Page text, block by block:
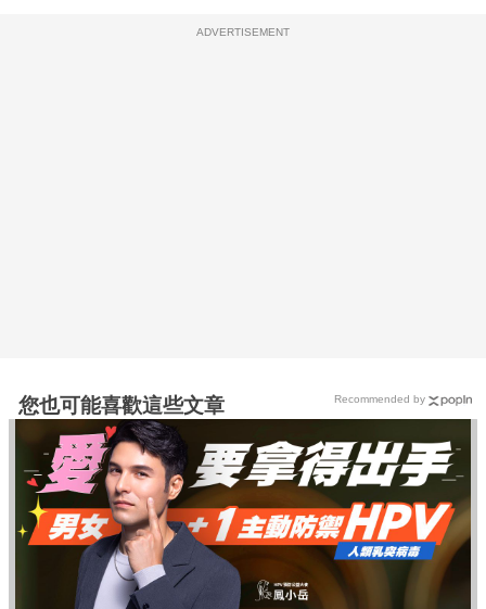
ADVERTISEMENT
您也可能喜歡這些文章 Recommended by